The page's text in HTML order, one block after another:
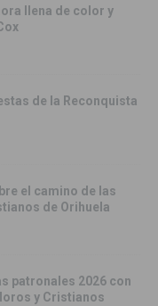
llena de color y
de la Reconquista
el camino de las
de Orihuela
patronales 2026 con
y Cristianos